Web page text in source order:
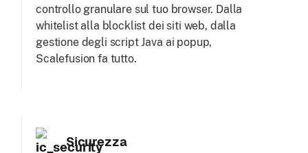
controllo granulare sul tuo browser. Dalla
whitelist alla blocklist dei siti web, dalla
gestione degli script Java ai popup,
Scalefusion fa tutto.
Sicurezza